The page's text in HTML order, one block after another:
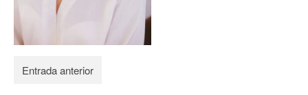
Entrada anterior